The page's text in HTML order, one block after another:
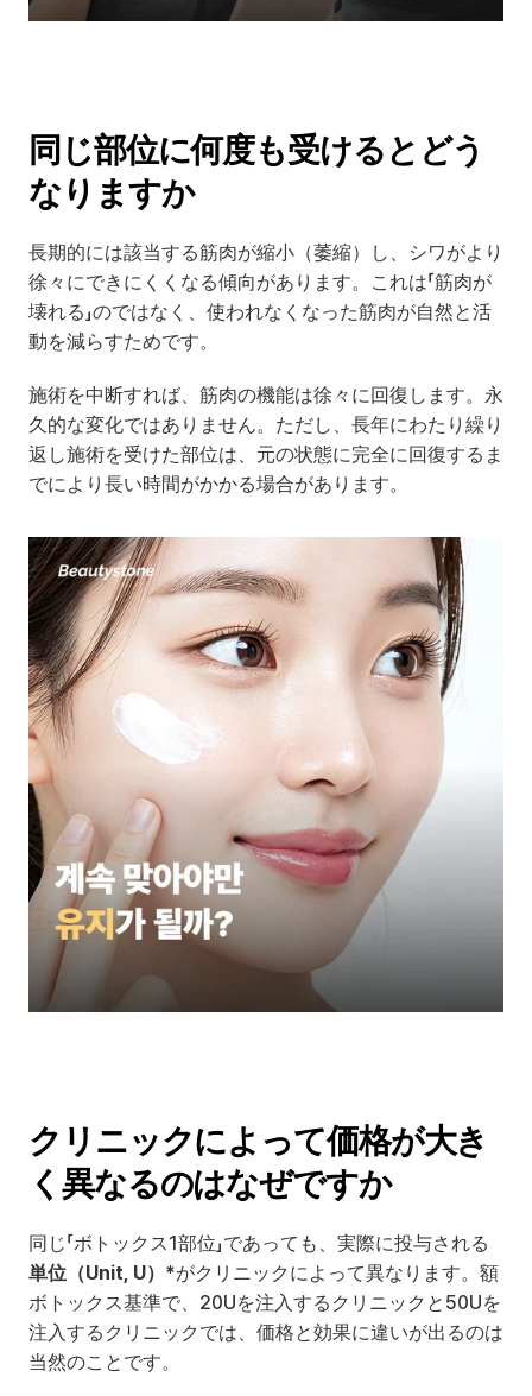
同じ部位に何度も受けるとどう
なりますか
長期的には該当する筋肉が縮小（萎縮）し、シワがより
徐々にできにくくなる傾向があります。これは「筋肉が
壊れる」のではなく、使われなくなった筋肉が自然と活
動を減らすためです。
施術を中断すれば、筋肉の機能は徐々に回復します。永
久的な変化ではありません。ただし、長年にわたり繰り
返し施術を受けた部位は、元の状態に完全に回復するま
でにより長い時間がかかる場合があります。
クリニックによって価格が大き
く異なるのはなぜですか
同じ「ボトックス1部位」であっても、実際に投与される
単位（Unit, U）*がクリニックによって異なります。額
ボトックス基準で、20Uを注入するクリニックと50Uを
注入するクリニックでは、価格と効果に違いが出るのは
当然のことです。